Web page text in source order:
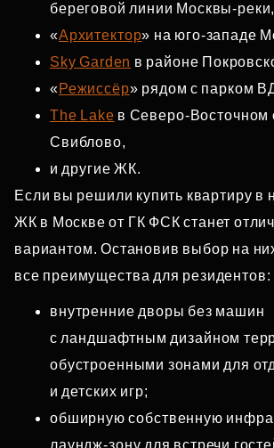
береговой линии Москвы‑реки,
«Архитектор» на юго‑западе
Sky Garden в районе
«Режиссёр» рядом с парком
The Lake в Северо‑Восточном
Свиблово,
и другие ЖК.
Если вы решили купить квартиру в
ЖК в Москве от ГК ФСК станет
вариантом. Остановив выбор на
все преимущества для резидентов:
внутренние дворы без машин
с ландшафтным дизайном
обустроенными зонами для
и детских игр;
обширную собственную
лаундж‑зону для встречи